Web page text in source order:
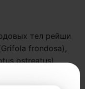
тел рейши
frondosa),
ostreatus)
куркумы
одуванчика